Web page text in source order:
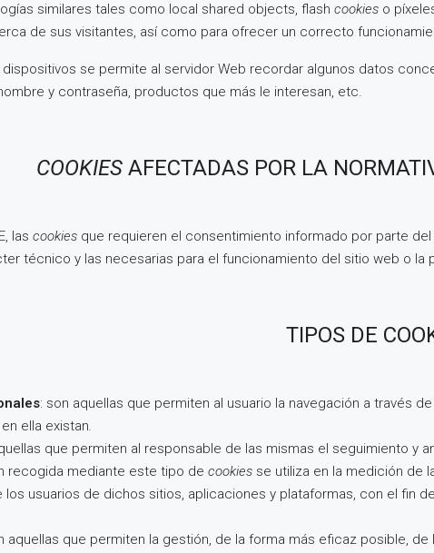
similares tales como local shared objects, flash cookies o
de sus visitantes, así como para ofrecer un correcto
se permite al servidor Web recordar algunos datos
y contraseña, productos que más le interesan, etc.
COOKIES AFECTADAS POR LA
las cookies que requieren el consentimiento informado por parte del
técnico y las necesarias para el funcionamiento del sitio web o
TIPOS DE
: son aquellas que permiten al usuario la navegación a través
ella existan.
que permiten al responsable de las mismas el seguimiento
recogida mediante este tipo de cookies se utiliza en la medición de
usuarios de dichos sitios, aplicaciones y plataformas, con el fin
aquellas que permiten la gestión, de la forma más eficaz posible,